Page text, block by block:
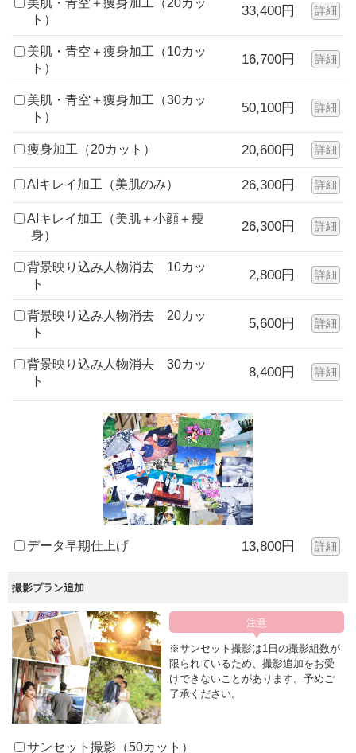
ト）
33,400円 詳細
美肌・青空＋痩身加工（10カッ
ト）
16,700円 詳細
美肌・青空＋痩身加工（30カッ
ト）
50,100円 詳細
痩身加工（20カット） 20,600円 詳細
AIキレイ加工（美肌のみ） 26,300円 詳細
AIキレイ加工（美肌＋小顔＋痩
身）
26,300円 詳細
背景映り込み人物消去 10カッ
ト
2,800円 詳細
背景映り込み人物消去 20カッ
ト
5,600円 詳細
背景映り込み人物消去 30カッ
ト
8,400円 詳細
データ早期仕上げ 13,800円 詳細
撮影プラン追加
※サンセット撮影は1日の撮影組数が
限られているため、撮影追加をお受
けできないことがあります。予めご
了承ください。
サンセット撮影（50カット）